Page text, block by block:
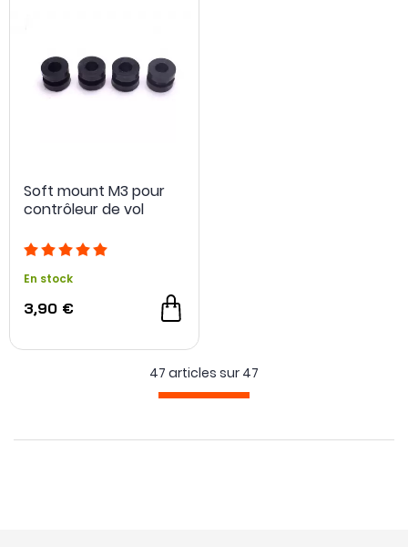
Soft mount M3 pour
contrôleur de vol
En stock
3,90 €
47 articles sur 47